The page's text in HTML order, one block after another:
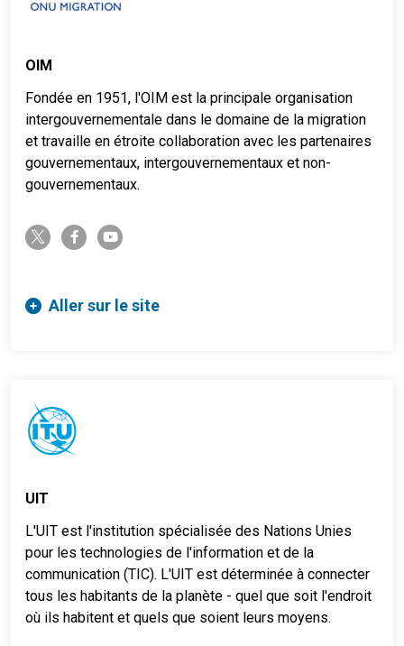
OIM
Fondée en 1951, l'OIM est la principale organisation
intergouvernementale dans le domaine de la migration
et travaille en étroite collaboration avec les partenaires
gouvernementaux, intergouvernementaux et non-
gouvernementaux.
twitter-x facebook-fyoutube
Aller sur le site
UIT
L'UIT est l'institution spécialisée des Nations Unies
pour les technologies de l'information et de la
communication (TIC). L'UIT est déterminée à connecter
tous les habitants de la planète - quel que soit l'endroit
où ils habitent et quels que soient leurs moyens.